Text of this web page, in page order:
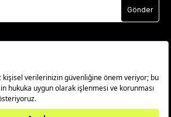
Gönder
tüm hakları saklıdır.